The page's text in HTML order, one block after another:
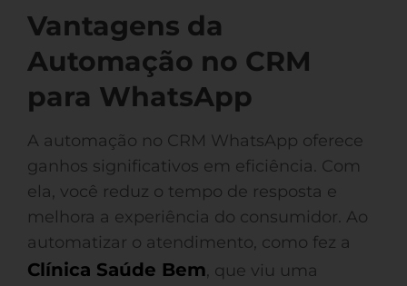
Vantagens da
Automação no CRM
para WhatsApp
A automação no CRM WhatsApp oferece
ganhos significativos em eficiência. Com
ela, você reduz o tempo de resposta e
melhora a experiência do consumidor. Ao
automatizar o atendimento, como fez a
Clínica Saúde Bem, que viu uma